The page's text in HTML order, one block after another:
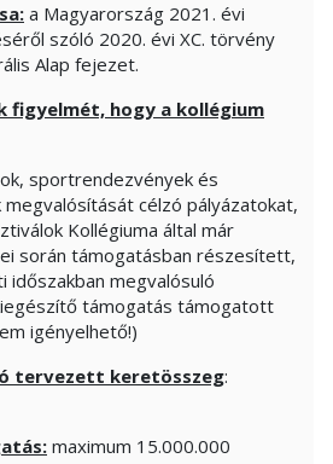
a Magyarország 2021. évi
szóló 2020. évi XC. törvény
Alap fejezet.
figyelmét, hogy a kollégium
sportrendezvények és
célzó pályázatokat,
Kollégiuma által már
során támogatásban részesített,
időszakban megvalósuló
támogatás támogatott
igényelhető!)
tervezett keretösszeg:
maximum 15.000.000